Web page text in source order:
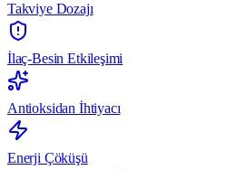
Takviye Dozajı
İlaç-Besin Etkileşimi
Antioksidan İhtiyacı
Enerji Çöküşü